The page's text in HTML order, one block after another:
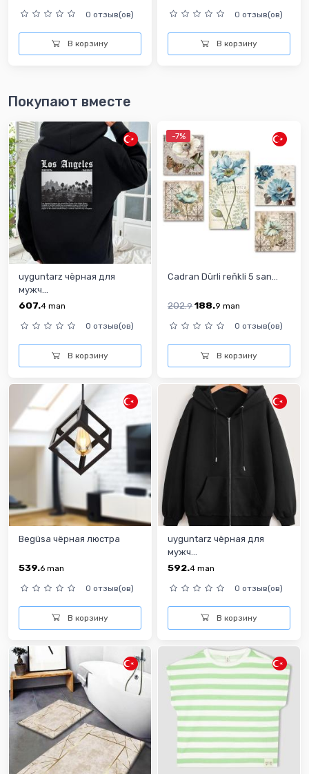
0 отзыв(ов)
В корзину
0 отзыв(ов)
В корзину
Покупают вместе
uyguntarz чёрная для
мужч...
607.4 man
0 отзыв(ов)
В корзину
-7%
Cadran Dürli reňkli 5 san...
202.9 188.9 man
0 отзыв(ов)
В корзину
Begüsa чёрная люстра
539.6 man
0 отзыв(ов)
В корзину
uyguntarz чёрная для
мужч...
592.4 man
0 отзыв(ов)
В корзину